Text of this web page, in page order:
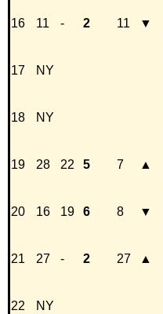
16 11 - 2 11 ▼
17 NY
18 NY
19 28 22 5 7 ▲
20 16 19 6 8 ▼
21 27 - 2 27 ▲
22 NY